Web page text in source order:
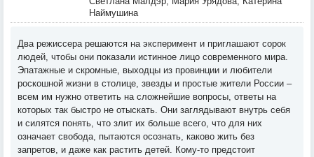
Наймушина
Два режиссера решаются на эксперимент и приглашают сорок
людей, чтобы они показали истинное лицо современного мира.
Эпатажные и скромные, выходцы из провинции и любители
роскошной жизни в столице, звезды и простые жители России –
всем им нужно ответить на сложнейшие вопросы, ответы на
которых так быстро не отыскать. Они заглядывают внутрь себя
и силятся понять, что злит их больше всего, что для них
означает свобода, пытаются осознать, каково жить без
запретов, и даже как растить детей. Кому-то предстоит